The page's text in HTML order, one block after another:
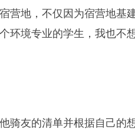
营地，不仅因为宿营地基
环境专业的学生，我也不
骑友的清单并根据自己的